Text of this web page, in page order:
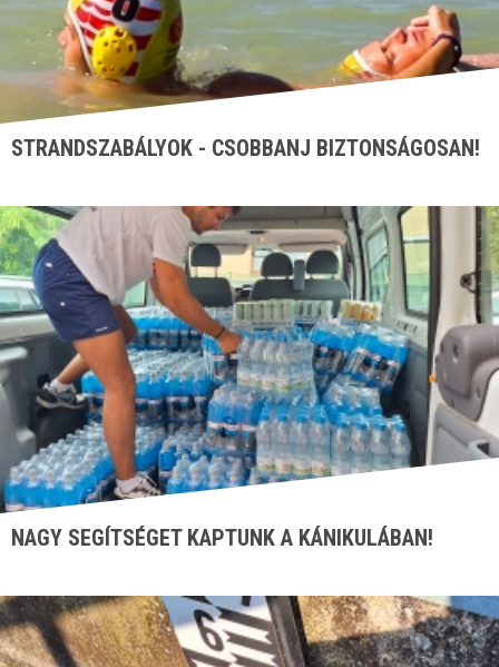
STRANDSZABÁLYOK - CSOBBANJ BIZTONSÁGOSAN!
NAGY SEGÍTSÉGET KAPTUNK A KÁNIKULÁBAN!